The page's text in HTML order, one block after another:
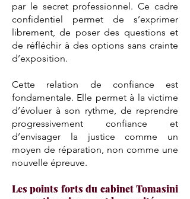
par le secret professionnel. Ce cadre
confidentiel permet de s’exprimer
librement, de poser des questions et
de réfléchir à des options sans crainte
d’exposition.
Cette relation de confiance est
fondamentale. Elle permet à la victime
d’évoluer à son rythme, de reprendre
progressivement confiance et
d’envisager la justice comme un
moyen de réparation, non comme une
nouvelle épreuve.
Les points forts du cabinet Tomasini